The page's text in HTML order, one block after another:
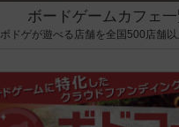
ボードゲームカフェ
ボドゲが遊べる店舗を全国500店舗